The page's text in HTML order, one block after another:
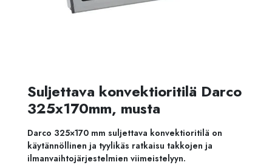
Suljettava konvektioritilä Darco
325x170mm, musta
Darco 325×170 mm suljettava konvektioritilä on
käytännöllinen ja tyylikäs ratkaisu takkojen ja
ilmanvaihtojärjestelmien viimeistelyyn.